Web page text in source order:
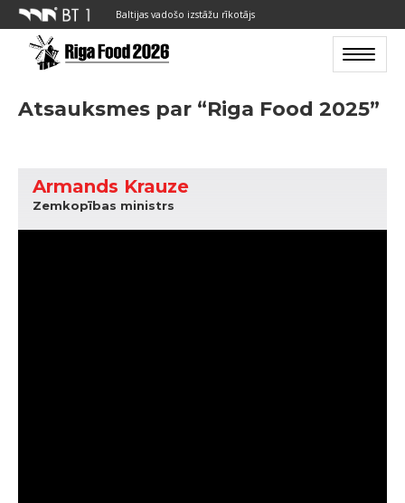
Baltijas vadošo izstāžu rīkotājs
Toggle
Atsauksmes par “Riga Food 2025”
Armands Krauze
Zemkopības ministrs